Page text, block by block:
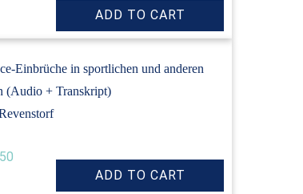
Einbrüche in sportlichen und anderen
(Audio + Transkript)